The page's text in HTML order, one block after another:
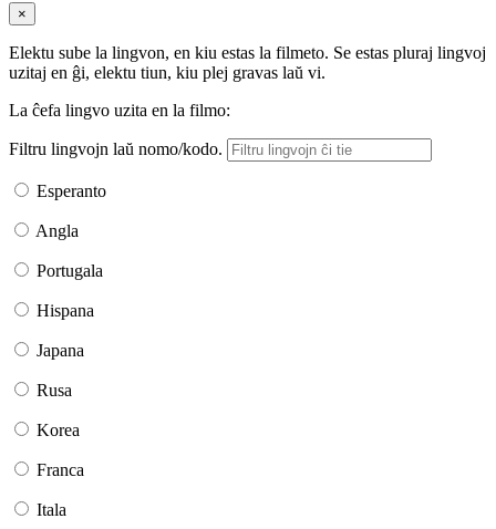
×
Elektu sube la lingvon, en kiu estas la filmeto. Se estas pluraj lingvoj
uzitaj en ĝi, elektu tiun, kiu plej gravas laŭ vi.
La ĉefa lingvo uzita en la filmo:
Filtru lingvojn laŭ nomo/kodo.
Esperanto
Angla
Portugala
Hispana
Japana
Rusa
Korea
Franca
Itala